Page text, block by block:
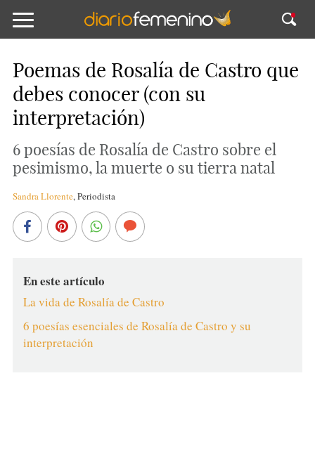
Poemas de Rosalía de Castro que
debes conocer (con su
interpretación)
6 poesías de Rosalía de Castro sobre el
pesimismo, la muerte o su tierra natal
Sandra Llorente,Periodista
En este artículo
La vida de Rosalía de Castro
6 poesías esenciales de Rosalía de Castro y su
interpretación